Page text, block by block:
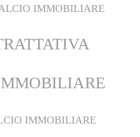
IMMOBILIARE
IMMOBILIARE